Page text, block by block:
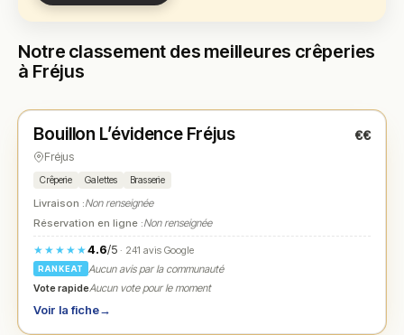
Notre classement des meilleures crêperies
à Fréjus
★ N° 1
Bouillon L’évidence Fréjus €€
Fréjus
Crêperie Galettes Brasserie
Livraison :Non renseignée
Réservation en ligne :Non renseignée
★★★★★4.6/5· 241 avis Google
RANKEAT
Aucun avis par la communauté
Vote rapideAucun vote pour le moment
Voir la fiche→